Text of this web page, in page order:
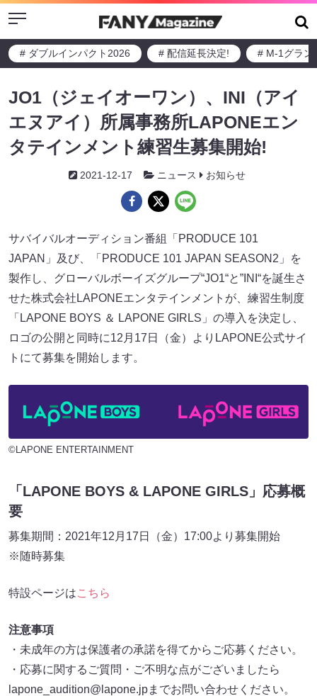
Menu
# ダブルインパクト2026 # 配信延長決定! # M-1グラン
JO1（ジェイオーワン）、INI（アイ
エヌアイ）所属事務所LAPONEエン
タテインメント練習生募集開始!
2021-12-17 ニュース お知らせ
サバイバルオーディション番組「PRODUCE 101
JAPAN」及び、「PRODUCE 101 JAPAN SEASON2」を
製作し、グローバルボーイズグループ“JO1“と”INI“を誕生さ
せた株式会社LAPONEエンタテインメントが、練習生制度
「LAPONE BOYS ＆ LAPONE GIRLS」の導入を決定し、
ロゴの公開と同時に12月17日（金）よりLAPONE公式サイ
トにて募集を開始します。
©LAPONE ENTERTAINMENT
「LAPONE BOYS & LAPONE GIRLS」応募概
要
募集期間：2021年12月17日（金）17:00より募集開始
※随時募集
特設ページはこちら
注意事項
・未成年の方は保護者の承諾を得てからご応募ください。
・応募に関するご質問・ご不明な点がございましたら
lapone_audition@lapone.jpまでお問い合わせください。